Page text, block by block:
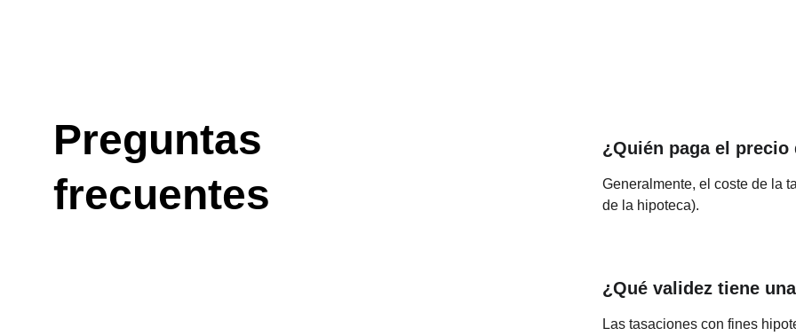
Preguntas
frecuentes
¿Quién paga el
Generalmente, el coste de la
de la hipoteca).
¿Qué validez tiene
Las tasaciones con fines